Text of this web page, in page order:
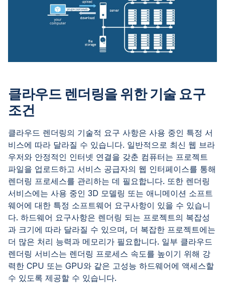
클라우드 렌더링을 위한 기술 요구
조건
클라우드 렌더링의 기술적 요구 사항은 사용 중인 특정 서
비스에 따라 달라질 수 있습니다. 일반적으로 최신 웹 브라
우저와 안정적인 인터넷 연결을 갖춘 컴퓨터는 프로젝트
파일을 업로드하고 서비스 공급자의 웹 인터페이스를 통해
렌더링 프로세스를 관리하는 데 필요합니다. 또한 렌더링
서비스에는 사용 중인 3D 모델링 또는 애니메이션 소프트
웨어에 대한 특정 소프트웨어 요구사항이 있을 수 있습니
다. 하드웨어 요구사항은 렌더링 되는 프로젝트의 복잡성
과 크기에 따라 달라질 수 있으며, 더 복잡한 프로젝트에는
더 많은 처리 능력과 메모리가 필요합니다. 일부 클라우드
렌더링 서비스는 렌더링 프로세스 속도를 높이기 위해 강
력한 CPU 또는 GPU와 같은 고성능 하드웨어에 액세스할
수 있도록 제공할 수 있습니다.